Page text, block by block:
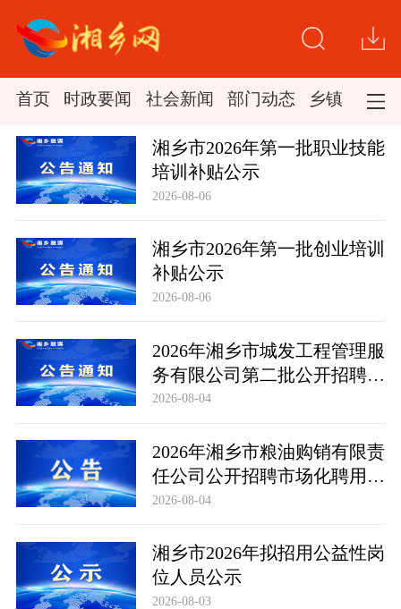
首页 时政要闻 社会新闻 部门动态 乡镇新闻
湘乡市2026年第一批职业技能
培训补贴公示
2026-08-06
湘乡市2026年第一批创业培训
补贴公示
2026-08-06
2026年湘乡市城发工程管理服
务有限公司第二批公开招聘市
场化聘用工作人员笔试成绩公
2026-08-04
2026年湘乡市粮油购销有限责
任公司公开招聘市场化聘用工
作人员笔试成绩公布及成绩复
2026-08-04
湘乡市2026年拟招用公益性岗
位人员公示
2026-08-03